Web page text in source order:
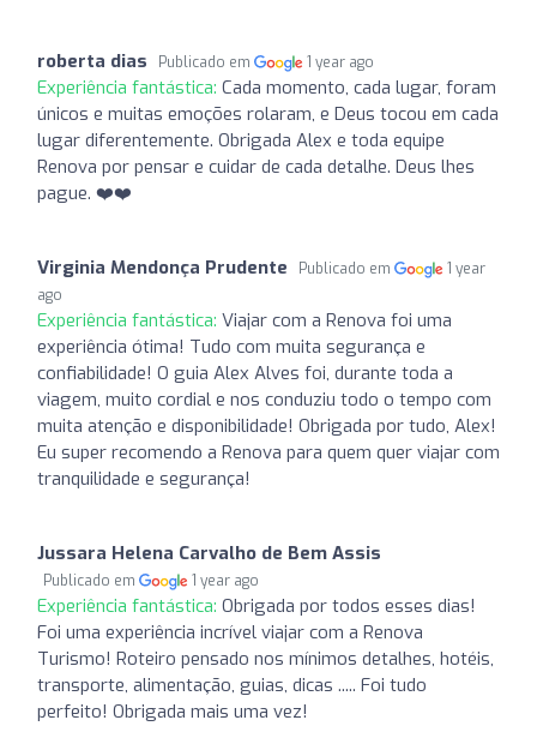
roberta dias Publicado em 1 year ago
Experiência fantástica: Cada momento, cada lugar, foram
únicos e muitas emoções rolaram, e Deus tocou em cada
lugar diferentemente. Obrigada Alex e toda equipe
Renova por pensar e cuidar de cada detalhe. Deus lhes
pague. ❤️❤️
Virginia Mendonça Prudente Publicado em
1 year
ago
Experiência fantástica: Viajar com a Renova foi uma
experiência ótima! Tudo com muita segurança e
confiabilidade! O guia Alex Alves foi, durante toda a
viagem, muito cordial e nos conduziu todo o tempo com
muita atenção e disponibilidade! Obrigada por tudo, Alex!
Eu super recomendo a Renova para quem quer viajar com
tranquilidade e segurança!
Jussara Helena Carvalho de Bem Assis
Publicado em 1 year ago
Experiência fantástica: Obrigada por todos esses dias!
Foi uma experiência incrível viajar com a Renova
Turismo! Roteiro pensado nos mínimos detalhes, hotéis,
transporte, alimentação, guias, dicas ..... Foi tudo
perfeito! Obrigada mais uma vez!